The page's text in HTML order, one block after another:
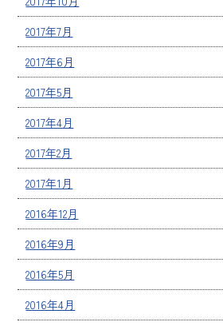
2017年7月
2017年6月
2017年5月
2017年4月
2017年2月
2017年1月
2016年12月
2016年9月
2016年5月
2016年4月